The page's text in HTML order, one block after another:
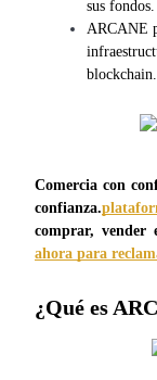
Copiar Trading
Únete a los
sus fondos.
ARCANE
blockchain.
Comercia con
confianza.
comprar, vender
ahora para
¿Qué es